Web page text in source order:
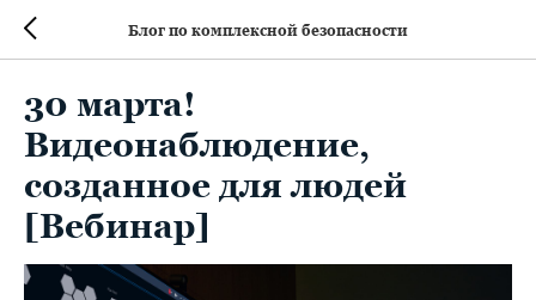
Блог по комплексной безопасности
30 марта!
Видеонаблюдение,
созданное для людей
[Вебинар]